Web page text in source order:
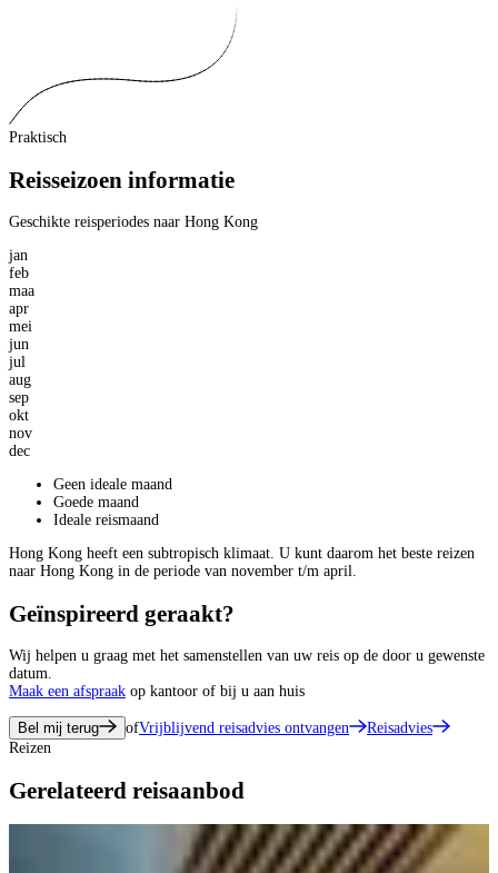
Praktisch
Reisseizoen informatie
Geschikte reisperiodes naar Hong Kong
jan
feb
maa
apr
mei
jun
jul
aug
sep
okt
nov
dec
Geen ideale maand
Goede maand
Ideale reismaand
Hong Kong heeft een subtropisch klimaat. U kunt daarom het beste reizen
naar Hong Kong in de periode van november t/m april.
Geïnspireerd geraakt?
Wij helpen u graag met het samenstellen van uw reis op de door u gewenste
datum.
Maak een afspraak op kantoor of bij u aan huis
Bel mij terug ofVrijblijvend reisadvies ontvangen
Reisadvies
Reizen
Gerelateerd reisaanbod